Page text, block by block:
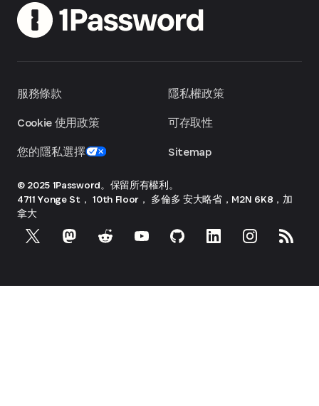
服務條款
Cookie 使用政策
您的隱私選擇
隱私權政策
可存取性
Sitemap
© 2025 1Password。保留所有權利。
4711 Yonge St， 10th Floor， 多倫多 安大略省，M2N 6K8，加
拿大